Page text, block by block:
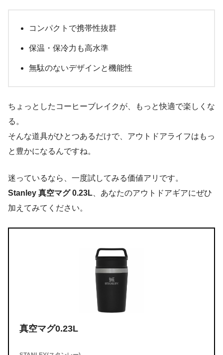
コンパクトで携帯性抜群
保温・保冷力も高水準
無駄のないデザインと機能性
ちょっとしたコーヒーブレイクが、もっと快適で楽しくな
る。
そんな道具がひとつあるだけで、アウトドアライフはもっ
と豊かになるんですね。
迷っているなら、一度試してみる価値アリです。
Stanley 真空マグ 0.23L、あなたのアウトドアギアにぜひ
加えてみてください。
真空マグ0.23L